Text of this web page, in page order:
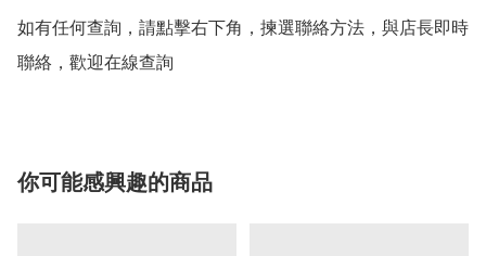
如有任何查詢，請點擊右下角，揀選聯絡方法，與店長即時
聯絡，歡迎在線查詢
你可能感興趣的商品